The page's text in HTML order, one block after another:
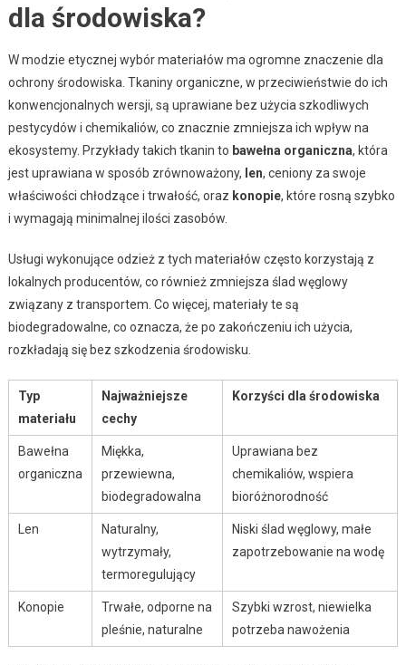
dla środowiska?
W modzie etycznej wybór materiałów ma ogromne znaczenie dla
ochrony środowiska. Tkaniny organiczne, w przeciwieństwie do ich
konwencjonalnych wersji, są uprawiane bez użycia szkodliwych
pestycydów i chemikaliów, co znacznie zmniejsza ich wpływ na
ekosystemy. Przykłady takich tkanin to bawełna organiczna, która
jest uprawiana w sposób zrównoważony, len, ceniony za swoje
właściwości chłodzące i trwałość, oraz konopie, które rosną szybko
i wymagają minimalnej ilości zasobów.
Usługi wykonujące odzież z tych materiałów często korzystają z
lokalnych producentów, co również zmniejsza ślad węglowy
związany z transportem. Co więcej, materiały te są
biodegradowalne, co oznacza, że po zakończeniu ich użycia,
rozkładają się bez szkodzenia środowisku.
Typ
materiału
Najważniejsze
cechy
Korzyści dla środowiska
Bawełna
organiczna
Miękka,
przewiewna,
biodegradowalna
Uprawiana bez
chemikaliów, wspiera
bioróżnorodność
Len
Naturalny,
wytrzymały,
termoregulujący
Niski ślad węglowy, małe
zapotrzebowanie na wodę
Konopie
Trwałe, odporne na
pleśnie, naturalne
Szybki wzrost, niewielka
potrzeba nawożenia